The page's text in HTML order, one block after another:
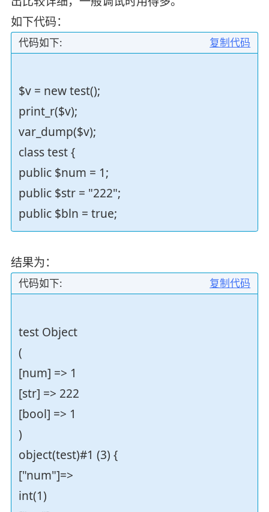
如下代码：
复制代码
代码如下:
$v = new test();
print_r($v);
var_dump($v);
class test {
public $num = 1;
public $str = "222";
public $bln = true;
结果为：
复制代码
代码如下:
test Object
(
[num] => 1
[str] => 222
[bool] => 1
)
object(test)#1 (3) {
["num"]=>
int(1)